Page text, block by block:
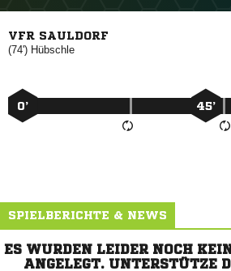
VFR SAULDORF
(74') 
0’ 45’
SPIELBERICHTE & NEWS
ES WURDEN LEIDER NOCH
ANGELEGT. UNTERSTÜTZE